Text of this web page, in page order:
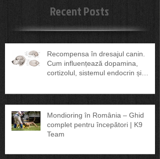
Recent Posts
Recompensa în dresajul canin.
Cum influențează dopamina,
cortizolul, sistemul endocrin și
Mondioring în România – Ghid
complet pentru începători | K9
Team